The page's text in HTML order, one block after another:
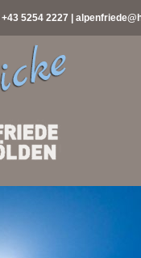
+43 5254 2227